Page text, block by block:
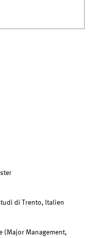
di Trento, Italien
(Major Management,